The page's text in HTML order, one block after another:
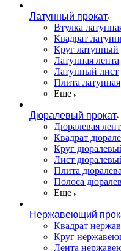
Латунный прокат
Втулка
Квадрат
Круг латунный
Латунная лента
Латунный лист
Плита латунная
Еще
Дюралевый прокат
Дюралевая
Квадрат
Круг
Лист
Плита
Полоса
Еще
Нержавеющий
Квадрат
Круг
Лента